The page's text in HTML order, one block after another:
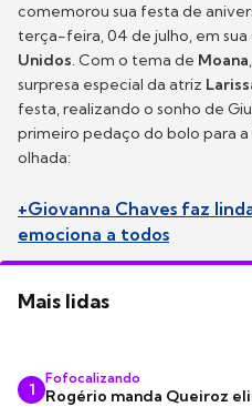
comemorou sua festa de
terça-feira, 04 de julho, em sua
Unidos. Com o tema de Moana
surpresa especial da atriz
festa, realizando o sonho de
primeiro pedaço do bolo para a
olhada:
+Giovanna Chaves faz
emociona a todos
Mais lidas
1
Fofocalizando
Rogério manda Queiroz